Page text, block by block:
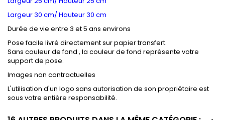
Largeur 30 cm/ Hauteur 30 cm
Durée de vie entre 3 et 5 ans environs
Pose facile livré directement sur papier transfert.
Sans couleur de fond , la couleur de fond représente votre
support de pose.
Images non contractuelles
L'utilisation d'un logo sans autorisation de son propriétaire est
sous votre entière responsabilité.